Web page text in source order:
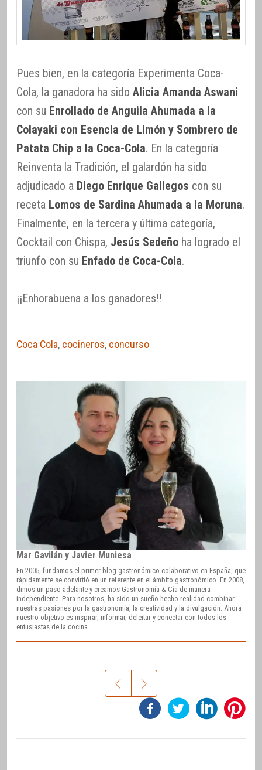
Pues bien, en la categoría Experimenta Coca-
Cola, la ganadora ha sido Alicia Amanda Aswani
con su Enrollado de Anguila Ahumada a la
Colayaki con Esencia de Limón y Sombrero de
Patata Chip a la Coca-Cola. En la categoría
Reinventa la Tradición, el galardón ha sido
adjudicado a Diego Enrique Gallegos con su
receta Lomos de Sardina Ahumada a la Moruna.
Finalmente, en la tercera y última categoría,
Cocktail con Chispa, Jesús Sedeño ha logrado el
triunfo con su Enfado de Coca-Cola.
¡¡Enhorabuena a los ganadores!!
Coca Cola, cocineros, concurso
Mar Gavilán y Javier Muniesa
En 2005, fundamos el primer blog gastronómico colaborativo en España, que
rápidamente se convirtió en un referente en el ámbito gastronómico. En 2008,
dimos un paso adelante y creamos Gastronomía & Cía de manera
independiente. Para nosotros, ha sido un sueño hecho realidad combinar
nuestras pasiones por la gastronomía, la creatividad y la divulgación. Ahora
nuestro objetivo es inspirar, informar, deleitar y conectar con todos los
entusiastas de la cocina.